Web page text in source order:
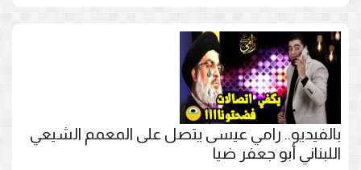
بالفيديو.. رامي عيسى يتصل على المعمم الشيعي
اللبناني أبو جعفر ضيا